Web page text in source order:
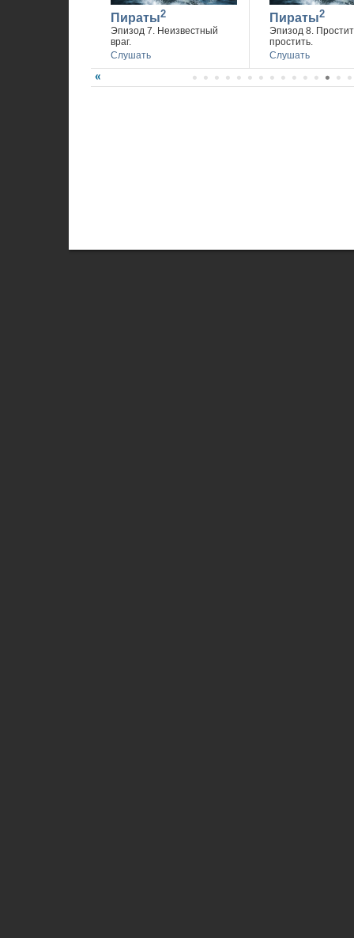
Пираты2
Эпизод 7. Неизвестный
враг.
Слушать
Пираты2
Эпизод 8.
простить.
Слушать